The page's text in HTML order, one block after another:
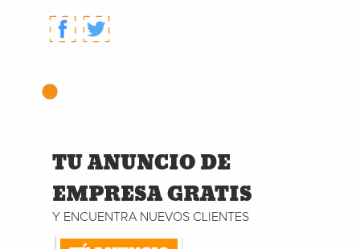
TU ANUNCIO DE
EMPRESA GRATIS
Y ENCUENTRA NUEVOS CLIENTES